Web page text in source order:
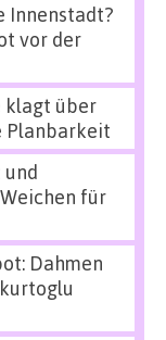
Innenstadt?
vor der
klagt über
Planbarkeit
und
für
Dahmen